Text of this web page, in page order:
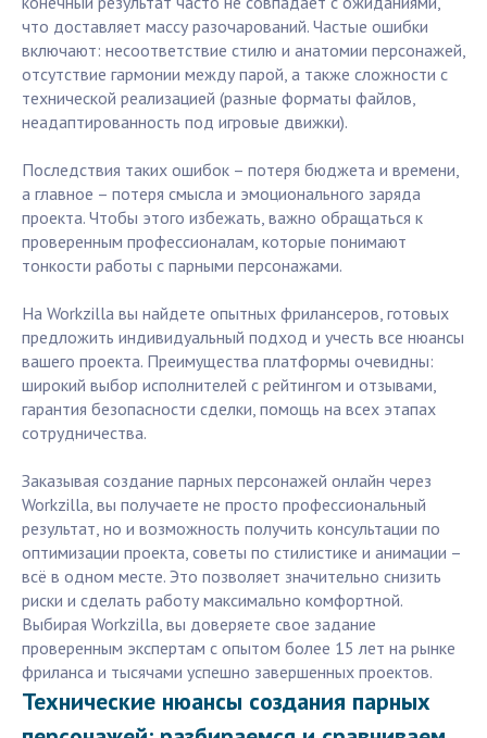
что доставляет массу разочарований. Частые ошибки
включают: несоответствие стилю и анатомии персонажей,
отсутствие гармонии между парой, а также сложности с
технической реализацией (разные форматы файлов,
неадаптированность под игровые движки).
Последствия таких ошибок – потеря бюджета и времени,
а главное – потеря смысла и эмоционального заряда
проекта. Чтобы этого избежать, важно обращаться к
проверенным профессионалам, которые понимают
тонкости работы с парными персонажами.
На Workzilla вы найдете опытных фрилансеров, готовых
предложить индивидуальный подход и учесть все нюансы
вашего проекта. Преимущества платформы очевидны:
широкий выбор исполнителей с рейтингом и отзывами,
гарантия безопасности сделки, помощь на всех этапах
сотрудничества.
Заказывая создание парных персонажей онлайн через
Workzilla, вы получаете не просто профессиональный
результат, но и возможность получить консультации по
оптимизации проекта, советы по стилистике и анимации –
всё в одном месте. Это позволяет значительно снизить
риски и сделать работу максимально комфортной.
Выбирая Workzilla, вы доверяете свое задание
проверенным экспертам с опытом более 15 лет на рынке
фриланса и тысячами успешно завершенных проектов.
Технические нюансы создания парных